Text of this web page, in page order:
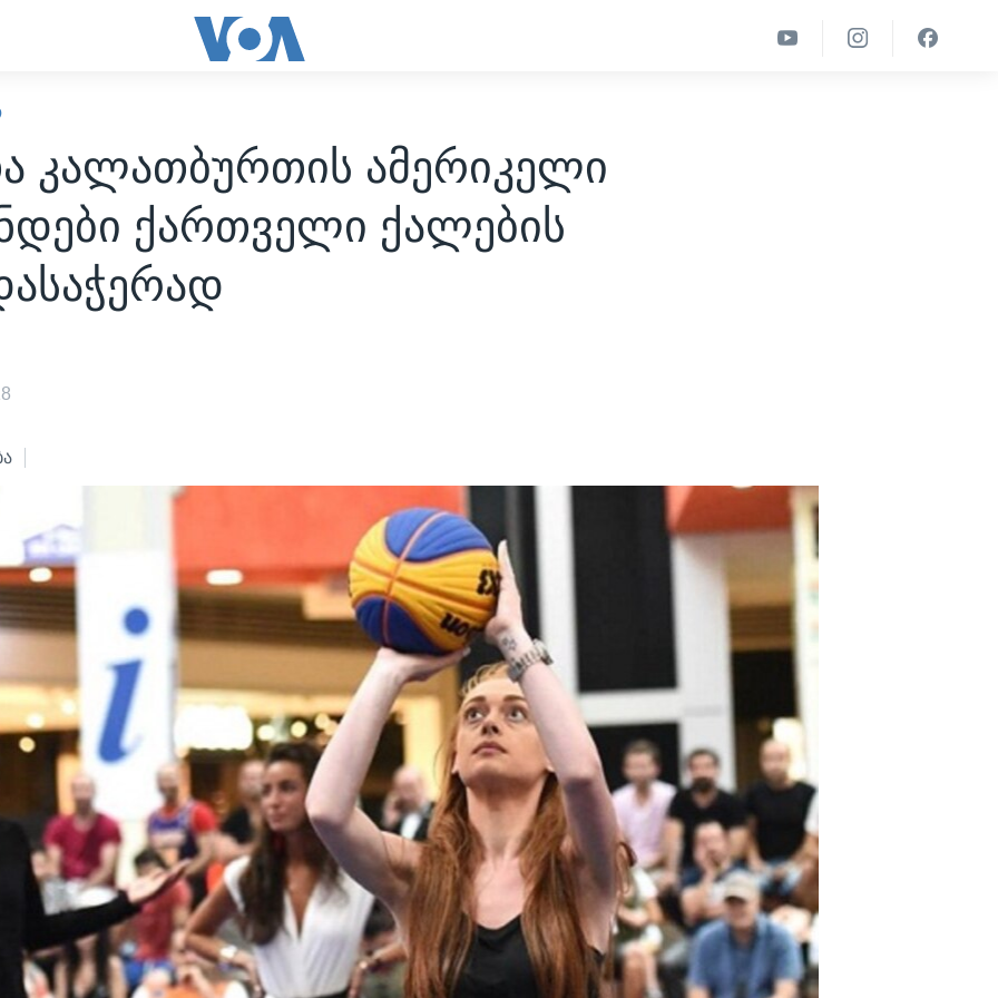
კალათბურთის ამერიკელი
ქართველი ქალების